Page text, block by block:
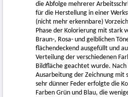
die Abfolge mehrerer
für die Herstellung in einer
(nicht mehr erkennbare)
Phase der Kolorierung mit stark
Braun-, Rosa- und gelblichen
flächendeckend ausgefüllt und
Verteilung der verschiedenen
Bildfläche geachtet wurde.
Ausarbeitung der Zeichnung mit
sehr dünner Feder erfolgte die
Farben Grün und Blau, die